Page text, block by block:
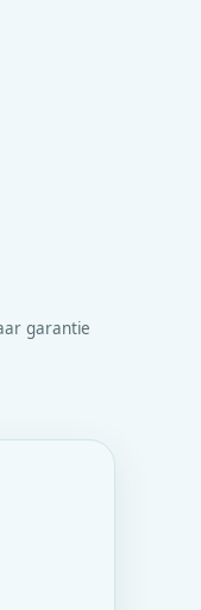
garantie